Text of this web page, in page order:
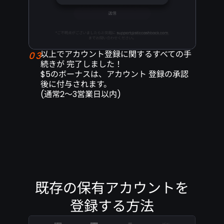
03以上でアカウント登録に関するすべての手
続きが完了しました！
$5のボーナスは、アカウント 登録の承認
後に付与されます。
(通常2～3営業日以内)
既存の保有アカウントを
登録する方法